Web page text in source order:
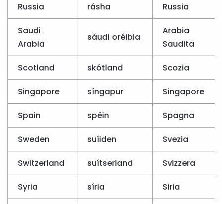
Russia rásha Russia
Saudi
Arabia
sáudi oréibia
Arabia
Saudita
Scotland skótland Scozia
Singapore síngapur Singapore
Spain spéin Spagna
Sweden suíiden Svezia
Switzerland suítserland Svizzera
Syria síria Siria